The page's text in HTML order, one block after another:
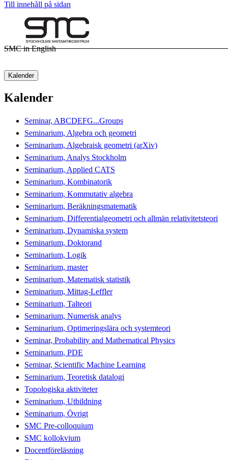
Till innehåll på sidan
SMC in English
Kalender
Kalender
Seminar, ABCDEFG...Groups
Seminarium, Algebra och geometri
Seminarium, Algebraisk geometri (arXiv)
Seminarium, Analys Stockholm
Seminarium, Applied CATS
Seminarium, Kombinatorik
Seminarium, Kommutativ algebra
Seminarium, Beräkningsmatematik
Seminarium, Differentialgeometri och allmän relativitetsteori
Seminarium, Dynamiska system
Seminarium, Doktorand
Seminarium, Logik
Seminarium, master
Seminarium, Matematisk statistik
Seminarium, Mittag-Leffler
Seminarium, Talteori
Seminarium, Numerisk analys
Seminarium, Optimeringslära och systemteori
Seminar, Probability and Mathematical Physics
Seminarium, PDE
Seminar, Scientific Machine Learning
Seminarium, Teoretisk datalogi
Topologiska aktiviteter
Seminarium, Utbildning
Seminarium, Övrigt
SMC Pre-colloquium
SMC kollokvium
Docentföreläsning